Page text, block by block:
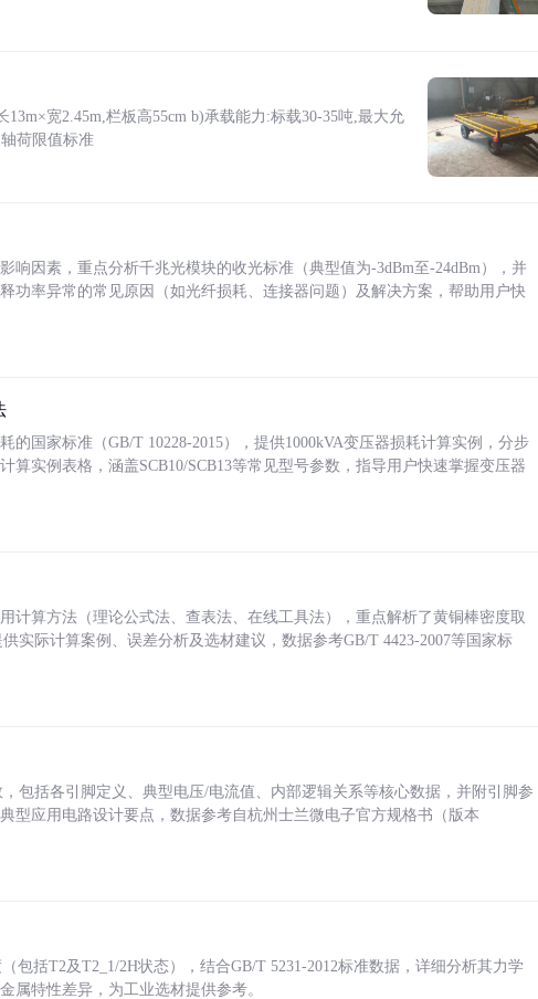
宽2.45m,栏板高55cm b)承载能力:标载30-35吨,最大允
荷限值标准
响因素，重点分析千兆光模块的收光标准（典型值为-3dBm至-24dBm），并
功率异常的常见原因（如光纤损耗、连接器问题）及解决方案，帮助用户快
的国家标准（GB/T 10228-2015），提供1000kVA变压器损耗计算实例，分步
算实例表格，涵盖SCB10/SCB13等常见型号参数，指导用户快速掌握变压器
计算方法（理论公式法、查表法、在线工具法），重点解析了黄铜棒密度取
实际计算案例、误差分析及选材建议，数据参考GB/T 4423-2007等国家标
包括各引脚定义、典型电压/电流值、内部逻辑关系等核心数据，并附引脚参
型应用电路设计要点，数据参考自杭州士兰微电子官方规格书（版本
包括T2及T2_1/2H状态），结合GB/T 5231-2012标准数据，详细分析其力学
属特性差异，为工业选材提供参考。